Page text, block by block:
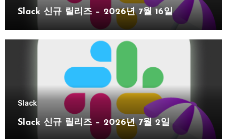
Slack 신규 릴리즈 – 2026년 7월 16일
Slack
Slack 신규 릴리즈 – 2026년 7월 2일